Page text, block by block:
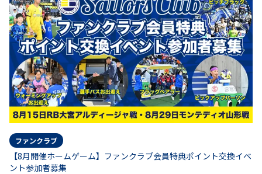
ファンクラブ
【8月開催ホームゲーム】ファンクラブ会員特典ポイント交換イベ
ント参加者募集